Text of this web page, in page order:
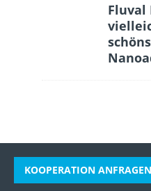
Fluval
KOOPERATION ANFRAGEN